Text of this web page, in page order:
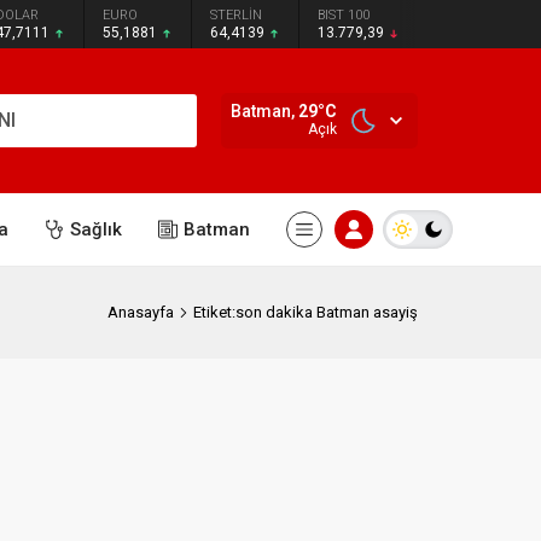
EURO
55,1881
STERLİN
64,4139
BIST 100
13.779,39
Batman, 29°C
Açık
Sağlık Batman
Anasayfa Etiket:son dakika Batman asayiş